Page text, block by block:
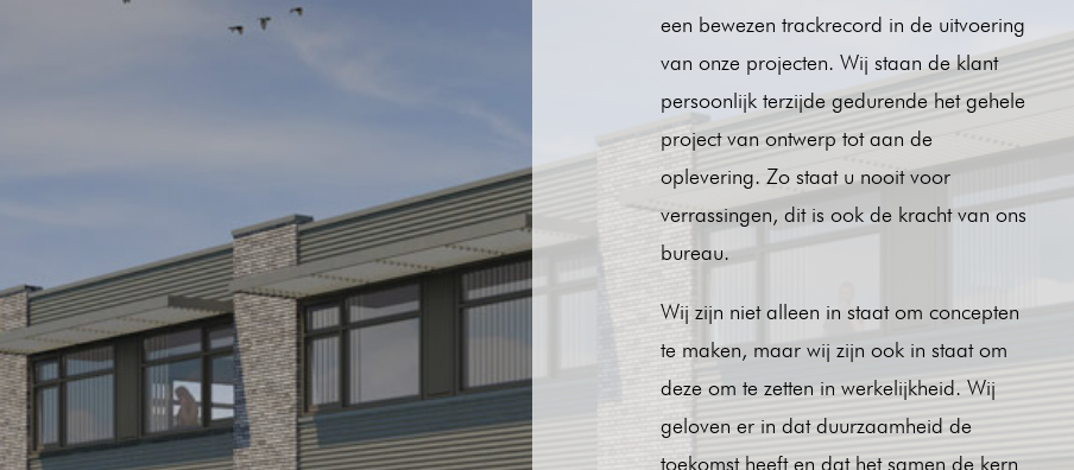
een bewezen trackrecord in de uitvoering
van onze projecten. Wij staan de klant
persoonlijk terzijde gedurende het gehele
project van ontwerp tot aan de
oplevering. Zo staat u nooit voor
verrassingen, dit is ook de kracht van ons
bureau.
Wij zijn niet alleen in staat om concepten
te maken, maar wij zijn ook in staat om
deze om te zetten in werkelijkheid. Wij
geloven er in dat duurzaamheid de
toekomst heeft en dat het samen de kern